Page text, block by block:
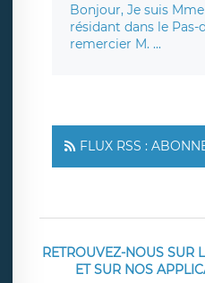
Bonjour, Je suis
résidant dans le Pas-
remercier M. ...
FLUX RSS :
RETROUVEZ-NOUS SUR
ET SUR NOS